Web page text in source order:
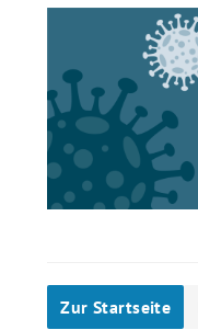
Zur Startseite